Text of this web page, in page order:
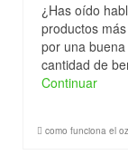
¿Has oído
productos
por una
cantidad de
Continuar
como funciona el